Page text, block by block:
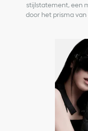
stijlstatement, een
door het prisma